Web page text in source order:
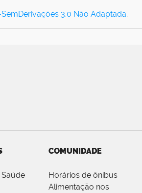
3.0 Não Adaptada.
COMUNIDADE
Horários de ônibus
Alimentação nos